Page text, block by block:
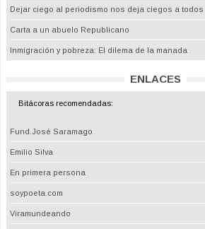
Dejar ciego al periodismo nos deja ciegos a todos
Carta a un abuelo Republicano
Inmigración y pobreza: El dilema de la manada
ENLACES
Bitácoras recomendadas:
Fund.José Saramago
Emilio Silva
En primera persona
soypoeta.com
Viramundeando